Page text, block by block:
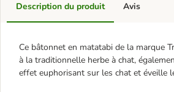
Description du produit
Ce bâtonnet en matatabi de la marque
à la traditionnelle herbe à chat,
effet euphorisant sur les chat et éveille
Avis